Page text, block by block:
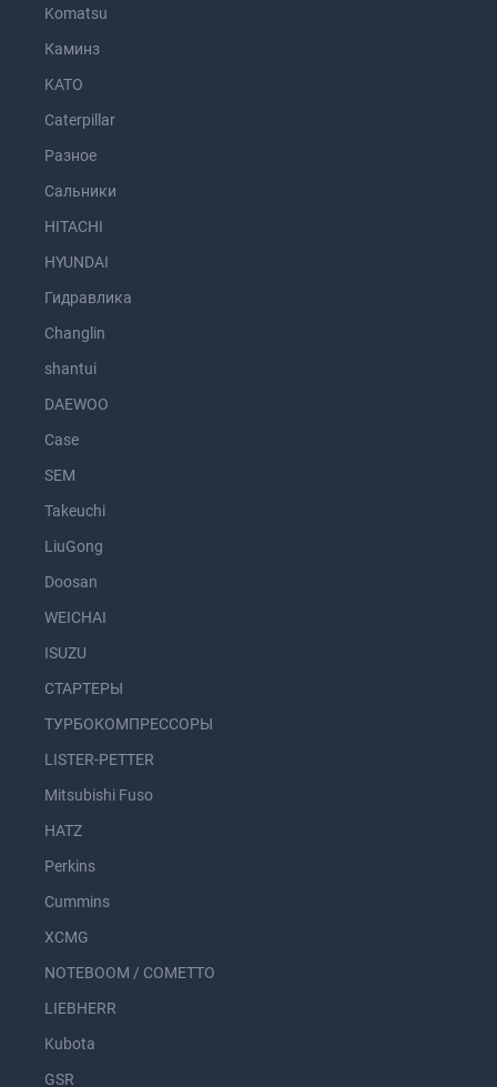
Komatsu
Каминз
KATO
Caterpillar
Разное
Сальники
HITACHI
HYUNDAI
Гидравлика
Changlin
shantui
DAEWOO
Case
SEM
Takeuchi
LiuGong
Doosan
WEICHAI
ISUZU
СТАРТЕРЫ
ТУРБОКОМПРЕССОРЫ
LISTER-PETTER
Mitsubishi Fuso
HATZ
Perkins
Cummins
XCMG
NOTEBOOM / COMETTO
LIEBHERR
Kubota
GSR